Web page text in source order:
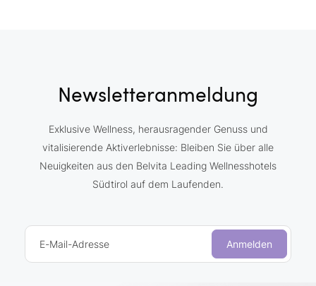
Newsletteranmeldung
Exklusive Wellness, herausragender Genuss und
vitalisierende Aktiverlebnisse: Bleiben Sie über alle
Neuigkeiten aus den Belvita Leading Wellnesshotels
Südtirol auf dem Laufenden.
E-Mail-Adresse Anmelden